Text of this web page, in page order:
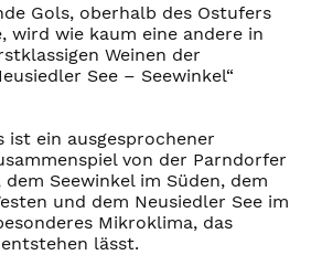
Gols, oberhalb des Ostufers
wird wie kaum eine andere in
Weinen der
See – Seewinkel“
ist ein ausgesprochener
von der Parndorfer
Seewinkel im Süden, dem
und dem Neusiedler See im
Mikroklima, das
lässt.